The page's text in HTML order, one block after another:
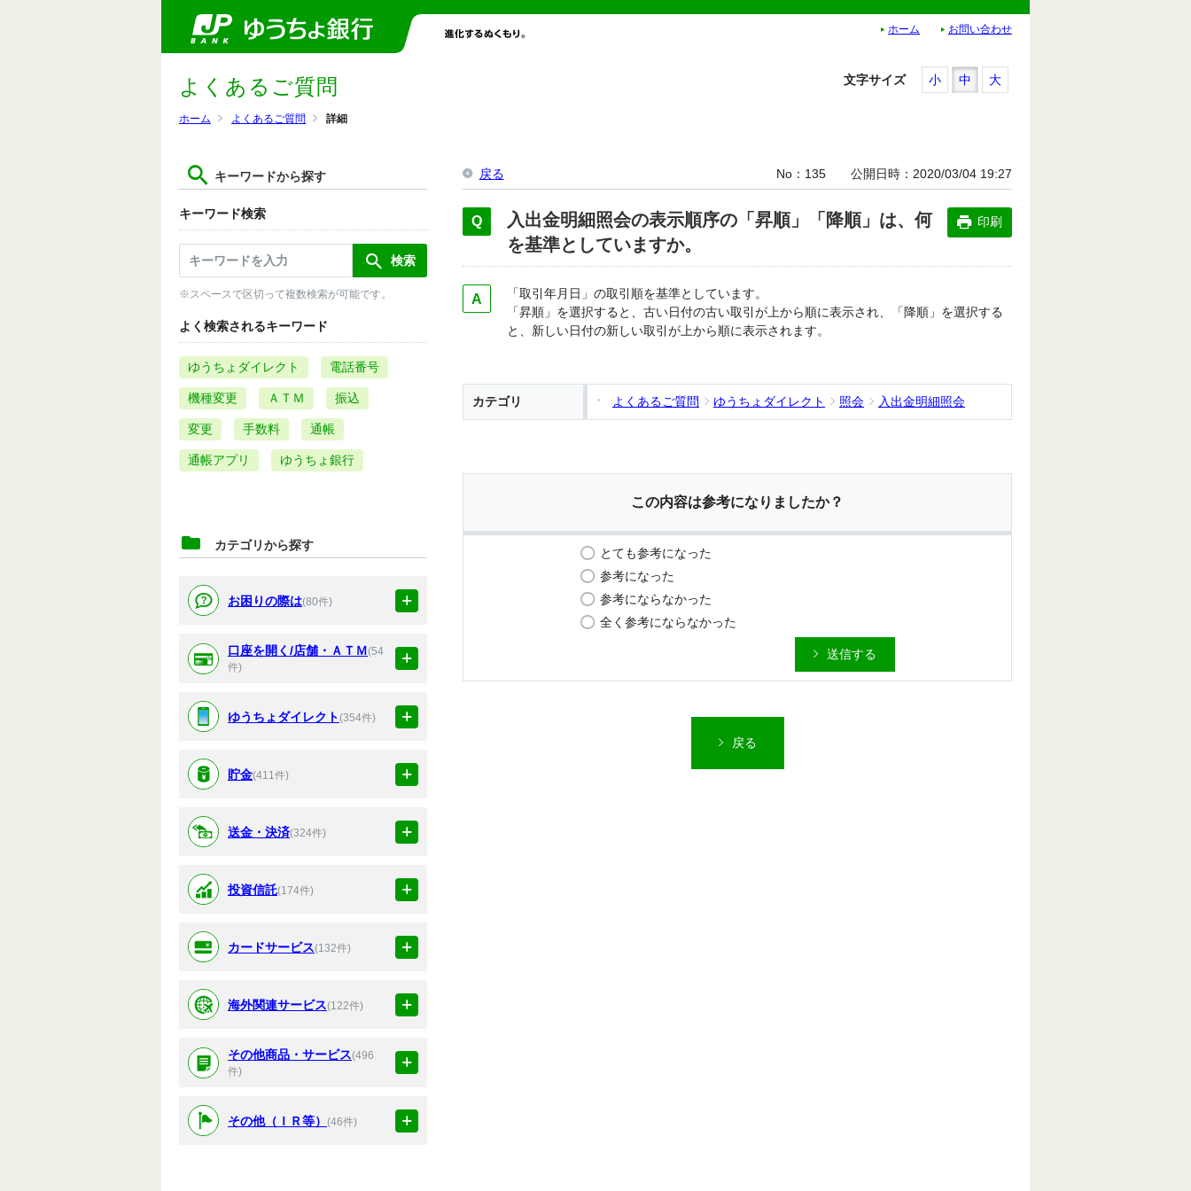
ホーム お問い合わせ
ホーム よくあるご質問 詳細
よくあるご質問
キーワードから探す
キーワード検索
※スペースで区切って複数検索が可能です。
よく検索されるキーワード
ゆうちょダイレクト 電話番号
機種変更 ＡＴＭ 振込
変更 手数料 通帳
通帳アプリ ゆうちょ銀行
カテゴリから探す
お困りの際は(80件)
口座を開く/店舗・ＡＴＭ(54
件)
ゆうちょダイレクト(354件)
貯金(411件)
送金・決済(324件)
投資信託(174件)
カードサービス(132件)
海外関連サービス(122件)
その他商品・サービス(496
件)
その他（ＩＲ等） (46件)
文字サイズ 小 中 大
戻る No 135 公開日時 2020/03/04 19:27
入出金明細照会の表示順序の「昇順」「降順」は、何
を基準としていますか。
印刷
「取引年月日」の取引順を基準としています。
「昇順」を選択すると、古い日付の古い取引が上から順に表示され、「降順」を選択する
と、新しい日付の新しい取引が上から順に表示されます。
カテゴリ よくあるご質問 ゆうちょダイレクト 照会 入出金明細照会
この内容は参考になりましたか？
とても参考になった
参考になった
参考にならなかった
全く参考にならなかった
送信する
戻る